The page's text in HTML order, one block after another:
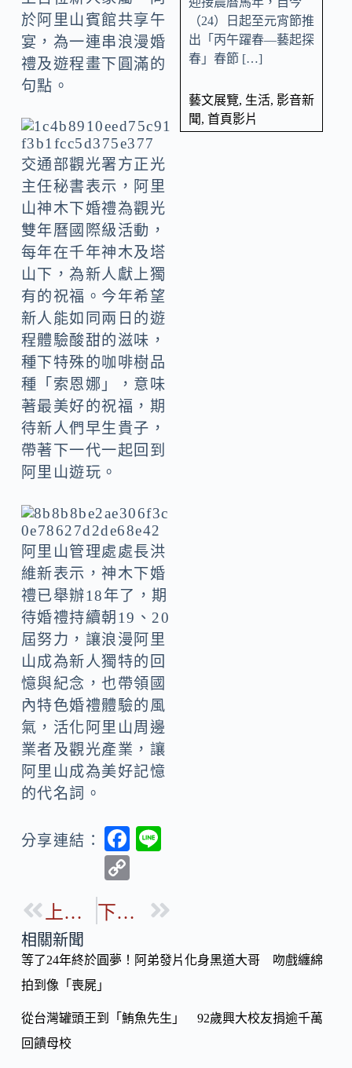
於阿里山賓館共享午
宴，為一連串浪漫婚
禮及遊程畫下圓滿的
句點。
交通部觀光署方正光
主任秘書表示，阿里
山神木下婚禮為觀光
雙年曆國際級活動，
每年在千年神木及塔
山下，為新人獻上獨
有的祝福。今年希望
新人能如同兩日的遊
程體驗酸甜的滋味，
種下特殊的咖啡樹品
種「索恩娜」，意味
著最美好的祝福，期
待新人們早生貴子，
帶著下一代一起回到
阿里山遊玩。
阿里山管理處處長洪
維新表示，神木下婚
禮已舉辦18年了，期
待婚禮持續朝19、20
屆努力，讓浪漫阿里
山成為新人獨特的回
憶與紀念，也帶領國
內特色婚禮體驗的風
氣，活化阿里山周邊
業者及觀光產業，讓
阿里山成為美好記憶
的代名詞。
分享連結：
F
b
o
p
Li
k
上一篇 下一篇
（24）日起至元宵節推
出「丙午躍春—藝起探
春」春節 […]
藝文展覽, 生活, 影音新
聞, 首頁影片
相關新聞
等了24年終於圓夢！阿弟發片化身黑道大哥 吻戲纏綿
拍到像「喪屍」
從台灣罐頭王到「鮪魚先生」 92歲興大校友捐逾千萬
回饋母校